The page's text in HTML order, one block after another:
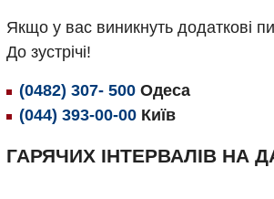
Якщо у вас виникнуть додаткові
До зустрічі!
(0482) 307- 500 Одеса
(044) 393-00-00 Київ
ГАРЯЧИХ ІНТЕРВАЛІВ НА